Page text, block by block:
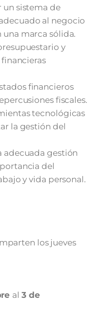
un sistema de
al negocio
una marca sólida.
y
financieros
fiscales.
tecnológicas
la gestión del
adecuada gestión
del
y vida personal.
los jueves
al 3 de